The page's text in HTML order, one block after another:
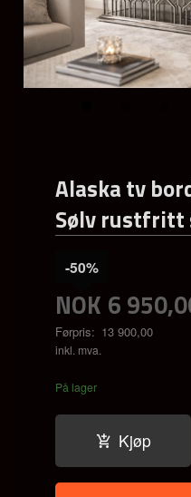
Alaska tv
Sølv rustfritt
NOK 6
Førpris: 13 900,00
Rabatt
-50%
inkl. mva.
På lager
Kjøp